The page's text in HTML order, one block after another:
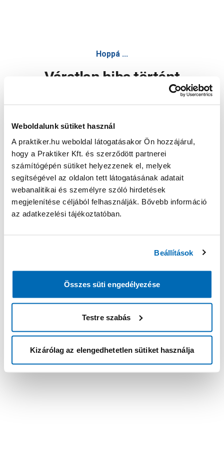
Weboldalunk sütiket használ
A praktiker.hu weboldal látogatásakor Ön hozzájárul,
hogy a Praktiker Kft. és szerződött partnerei
számítógépén sütiket helyezzenek el, melyek
segítségével az oldalon tett látogatásának adatait
webanalitikai és személyre szóló hirdetések
megjelenítése céljából felhasználják. Bővebb információ
az adatkezelési tájékoztatóban.
Beállítások
Összes süti engedélyezése
Testre szabás
Kizárólag az elengedhetetlen sütiket használja
Hoppá ...
Váratlan hiba történt
Oldal újratöltése